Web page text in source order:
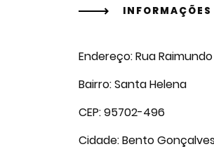
INFORMAÇÕES
Endereço: Rua
Bairro: Santa Helena
CEP: 95702-496
Cidade: Bento